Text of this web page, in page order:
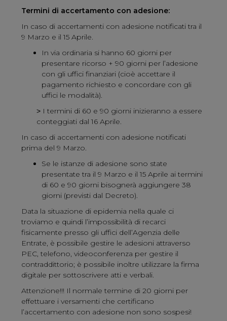
Termini di accertamento con adesione:
In caso di accertamenti con adesione notificati tra il
9 Marzo e il 15 Aprile.
In via ordinaria si hanno 60 giorni per
presentare ricorso + 90 giorni per l’adesione
con gli uffici finanziari (cioè accettare il
pagamento richiesto e concordare con gli
uffici le modalità).
˃ I termini di 60 e 90 giorni inizieranno a essere
conteggiati dal 16 Aprile.
In caso di accertamenti con adesione notificati
prima del 9 Marzo.
Se le istanze di adesione sono state
presentate tra il 9 Marzo e il 15 Aprile ai termini
di 60 e 90 giorni bisognerà aggiungere 38
giorni (previsti dal Decreto).
Data la situazione di epidemia nella quale ci
troviamo e quindi l’impossibilità di recarci
fisicamente presso gli uffici dell’Agenzia delle
Entrate, è possibile gestire le adesioni attraverso
PEC, telefono, videoconferenza per gestire il
contraddittorio; è possibile inoltre utilizzare la firma
digitale per sottoscrivere atti e verbali.
Attenzione!!! Il normale termine di 20 giorni per
effettuare i versamenti che certificano
l’accertamento con adesione non sono sospesi!